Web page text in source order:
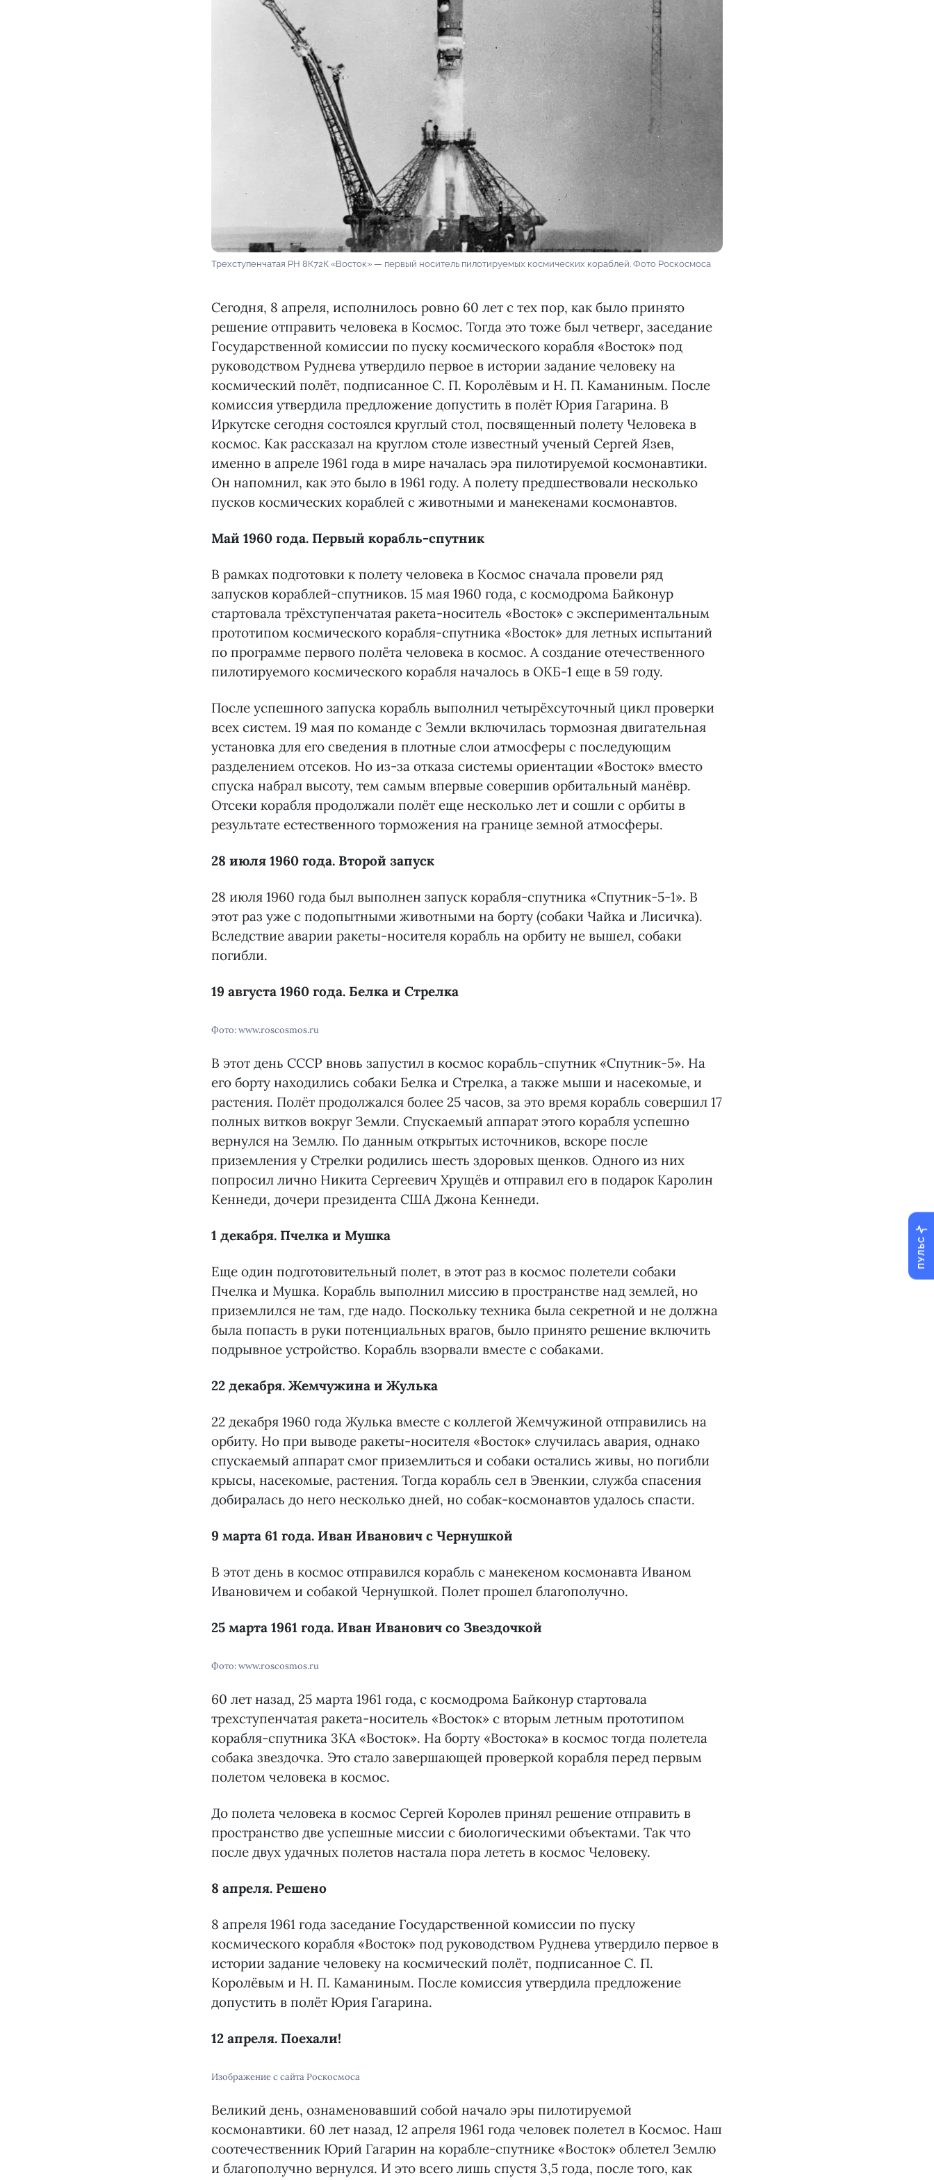
Трехступенчатая РН 8К72К «Восток» — первый носитель пилотируемых космических кораблей. Фото Роскосмоса
Сегодня, 8 апреля, исполнилось ровно 60 лет с тех пор, как было принято
решение отправить человека в Космос. Тогда это тоже был четверг, заседание
Государственной комиссии по пуску космического корабля «Восток» под
руководством Руднева утвердило первое в истории задание человеку на
космический полёт, подписанное С. П. Королёвым и Н. П. Каманиным. После
комиссия утвердила предложение допустить в полёт Юрия Гагарина. В
Иркутске сегодня состоялся круглый стол, посвященный полету Человека в
космос. Как рассказал на круглом столе известный ученый Сергей Язев,
именно в апреле 1961 года в мире началась эра пилотируемой космонавтики.
Он напомнил, как это было в 1961 году. А полету предшествовали несколько
пусков космических кораблей с животными и манекенами космонавтов.
Май 1960 года. Первый корабль-спутник
В рамках подготовки к полету человека в Космос сначала провели ряд
запусков кораблей-спутников. 15 мая 1960 года, с космодрома Байконур
стартовала трёхступенчатая ракета-носитель «Восток» с экспериментальным
прототипом космического корабля-спутника «Восток» для летных испытаний
по программе первого полёта человека в космос. А создание отечественного
пилотируемого космического корабля началось в ОКБ-1 еще в 59 году.
После успешного запуска корабль выполнил четырёхсуточный цикл проверки
всех систем. 19 мая по команде с Земли включилась тормозная двигательная
установка для его сведения в плотные слои атмосферы с последующим
разделением отсеков. Но из-за отказа системы ориентации «Восток» вместо
спуска набрал высоту, тем самым впервые совершив орбитальный манёвр.
Отсеки корабля продолжали полёт еще несколько лет и сошли с орбиты в
результате естественного торможения на границе земной атмосферы.
28 июля 1960 года. Второй запуск
28 июля 1960 года был выполнен запуск корабля-спутника «Спутник-5-1». В
этот раз уже с подопытными животными на борту (собаки Чайка и Лисичка).
Вследствие аварии ракеты-носителя корабль на орбиту не вышел, собаки
погибли.
19 августа 1960 года. Белка и Стрелка
Фото: www.roscosmos.ru
В этот день СССР вновь запустил в космос корабль-спутник «Спутник-5». На
его борту находились собаки Белка и Стрелка, а также мыши и насекомые, и
растения. Полёт продолжался более 25 часов, за это время корабль совершил 17
полных витков вокруг Земли. Спускаемый аппарат этого корабля успешно
вернулся на Землю. По данным открытых источников, вскоре после
приземления у Стрелки родились шесть здоровых щенков. Одного из них
попросил лично Никита Сергеевич Хрущёв и отправил его в подарок Каролин
Кеннеди, дочери президента США Джона Кеннеди.
1 декабря. Пчелка и Мушка
Еще один подготовительный полет, в этот раз в космос полетели собаки
Пчелка и Мушка. Корабль выполнил миссию в пространстве над землей, но
приземлился не там, где надо. Поскольку техника была секретной и не должна
была попасть в руки потенциальных врагов, было принято решение включить
подрывное устройство. Корабль взорвали вместе с собаками.
22 декабря. Жемчужина и Жулька
22 декабря 1960 года Жулька вместе с коллегой Жемчужиной отправились на
орбиту. Но при выводе ракеты-носителя «Восток» случилась авария, однако
спускаемый аппарат смог приземлиться и собаки остались живы, но погибли
крысы, насекомые, растения. Тогда корабль сел в Эвенкии, служба спасения
добиралась до него несколько дней, но собак-космонавтов удалось спасти.
9 марта 61 года. Иван Иванович с Чернушкой
В этот день в космос отправился корабль с манекеном космонавта Иваном
Ивановичем и собакой Чернушкой. Полет прошел благополучно.
25 марта 1961 года. Иван Иванович со Звездочкой
Фото: www.roscosmos.ru
60 лет назад, 25 марта 1961 года, с космодрома Байконур стартовала
трехступенчатая ракета-носитель «Восток» с вторым летным прототипом
корабля-спутника 3КА «Восток». На борту «Востока» в космос тогда полетела
собака звездочка. Это стало завершающей проверкой корабля перед первым
полетом человека в космос.
До полета человека в космос Сергей Королев принял решение отправить в
пространство две успешные миссии с биологическими объектами. Так что
после двух удачных полетов настала пора лететь в космос Человеку.
8 апреля. Решено
8 апреля 1961 года заседание Государственной комиссии по пуску
космического корабля «Восток» под руководством Руднева утвердило первое в
истории задание человеку на космический полёт, подписанное С. П.
Королёвым и Н. П. Каманиным. После комиссия утвердила предложение
допустить в полёт Юрия Гагарина.
12 апреля. Поехали!
Изображение с сайта Роскосмоса
Великий день, ознаменовавший собой начало эры пилотируемой
космонавтики. 60 лет назад, 12 апреля 1961 года человек полетел в Космос. Наш
соотечественник Юрий Гагарин на корабле-спутнике «Восток» облетел Землю
и благополучно вернулся. И это всего лишь спустя 3,5 года, после того, как
ПУЛЬС